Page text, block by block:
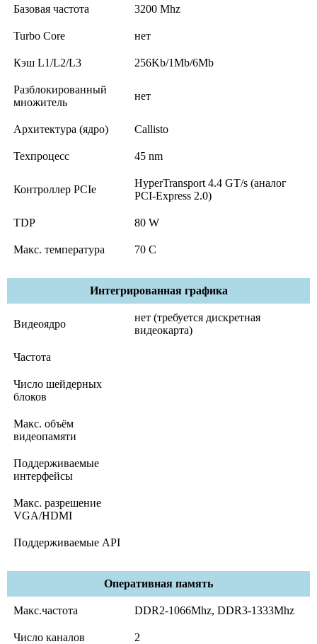
Базовая частота 3200 Mhz
Turbo Core нет
Кэш L1/L2/L3 256Kb/1Mb/6Mb
Разблокированный
множитель
нет
Архитектура (ядро) Callisto
Техпроцесс 45 nm
Контроллер PCIe
HyperTransport 4.4 GT/s (аналог
PCI-Express 2.0)
TDP 80 W
Макс. температура 70 C
Интегрированная графика
Видеоядро
нет (требуется дискретная
видеокарта)
Частота
Число шейдерных
блоков
Макс. объём
видеопамяти
Поддерживаемые
интерфейсы
Макс. разрешение
VGA/HDMI
Поддерживаемые API
Оперативная память
Макс.частота DDR2-1066Mhz, DDR3-1333Mhz
Число каналов 2